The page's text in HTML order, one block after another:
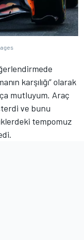
karşılığı” olarak
mutluyum. Araç
ve bunu
tempomuz